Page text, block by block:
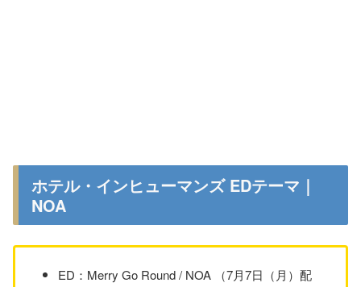
ホテル・インヒューマンズ EDテーマ｜
NOA
ED：Merry Go Round / NOA （7月7日（月）配